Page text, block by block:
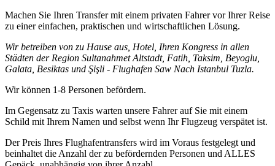
Machen Sie Ihren Transfer mit einem privaten Fahrer vor Ihrer Reise
zu einer einfachen, praktischen und wirtschaftlichen Lösung.
Wir betreiben von zu Hause aus, Hotel, Ihren Kongress in allen
Städten der Region Sultanahmet Altstadt, Fatih, Taksim, Beyoglu,
Galata, Besiktas und Şişli - Flughafen Saw Nach Istanbul Tuzla.
Wir können 1-8 Personen befördern.
Im Gegensatz zu Taxis warten unsere Fahrer auf Sie mit einem
Schild mit Ihrem Namen und selbst wenn Ihr Flugzeug verspätet ist.
Der Preis Ihres Flughafentransfers wird im Voraus festgelegt und
beinhaltet die Anzahl der zu befördernden Personen und ALLES